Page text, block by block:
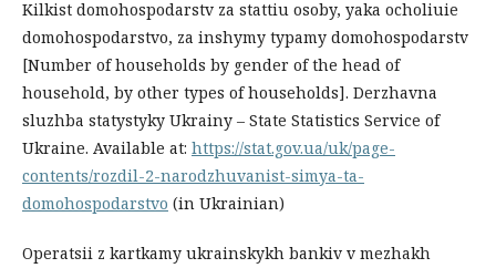
Kilkist domohospodarstv za stattiu osoby, yaka ocholiuie
domohospodarstvo, za inshymy typamy domohospodarstv
[Number of households by gender of the head of
household, by other types of households]. Derzhavna
sluzhba statystyky Ukrainy – State Statistics Service of
Ukraine. Available at: https://stat.gov.ua/uk/page-
contents/rozdil-2-narodzhuvanist-simya-ta-
domohospodarstvo (in Ukrainian)
Operatsii z kartkamy ukrainskykh bankiv v mezhakh